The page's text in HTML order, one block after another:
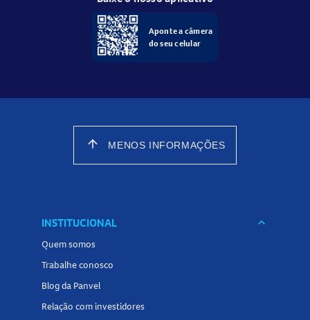
Aponte a câmera
do seu celular
arrow_upward MENOS INFORMAÇÕES
INSTITUCIONAL keyboard_arrow_down
Quem somos
Trabalhe conosco
Blog da Panvel
Relação com investidores